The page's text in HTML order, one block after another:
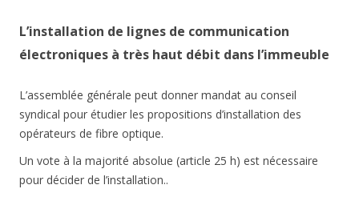
L’installation de lignes de communication
électroniques à très haut débit dans l’immeuble
L’assemblée générale peut donner mandat au conseil
syndical pour étudier les propositions d’installation des
opérateurs de fibre optique.
Un vote à la majorité absolue (article 25 h) est nécessaire
pour décider de l’installation..